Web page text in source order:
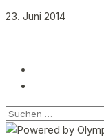
23. Juni 2014
Suchen
nach: